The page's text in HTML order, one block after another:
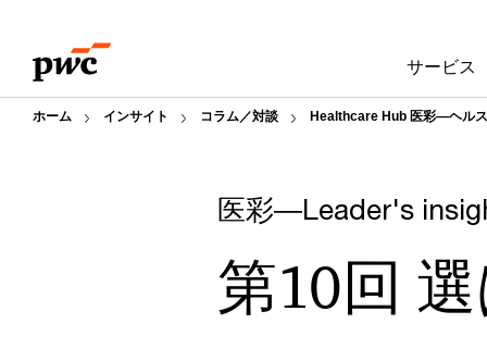
content
footer
サービス
ホーム インサイト コラム／対談 Healthcare Hub 医彩―ヘル
医彩―Leader's
第10回